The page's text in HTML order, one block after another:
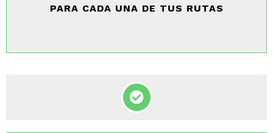
PARA CADA UNA DE TUS RUTAS